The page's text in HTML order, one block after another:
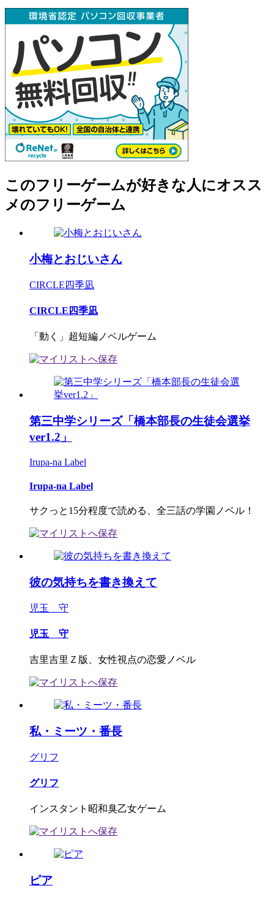
このフリーゲームが好きな人にオスス
メのフリーゲーム
小梅とおじいさん
CIRCLE四季凪
CIRCLE四季凪
「動く」超短編ノベルゲーム
第三中学シリーズ「橋本部長の生徒会選挙
ver1.2」
Irupa-na Label
Irupa-na Label
サクっと15分程度で読める、全三話の学園ノベル！
彼の気持ちを書き換えて
児玉 守
児玉 守
吉里吉里Ｚ版、女性視点の恋愛ノベル
私・ミーツ・番長
グリフ
グリフ
インスタント昭和臭乙女ゲーム
ピア